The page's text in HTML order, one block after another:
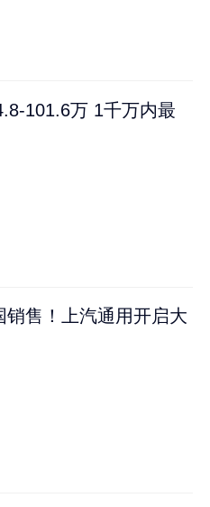
101.6万 1千万内最
售！上汽通用开启大